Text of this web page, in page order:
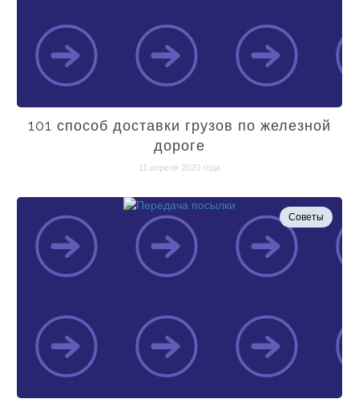
101 способ доставки грузов по железной
дороге
11 апреля 2020 года
Советы